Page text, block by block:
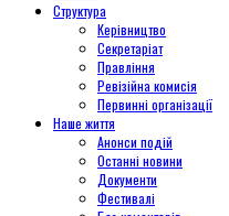
Структура
Керівництво
Секретаріат
Правління
Ревізійна комисія
Первинні організації
Наше життя
Анонси подій
Останні новини
Документи
Фестивалі